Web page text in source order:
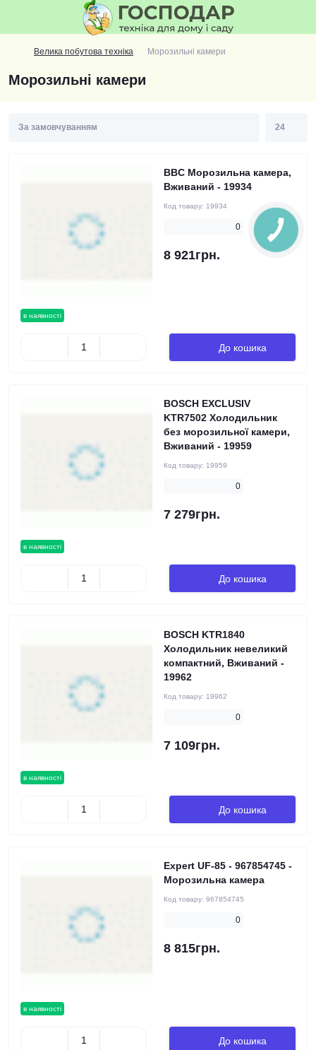
Велика побутова техніка Морозильні камери
Морозильні камери
в наявності
BBC Морозильна камера,
Вживаний - 19934
Код товару: 19934
0
8 921грн.
До кошика
в наявності
BOSCH EXCLUSIV
KTR7502 Холодильник
без морозильної камери,
Вживаний - 19959
Код товару: 19959
0
7 279грн.
До кошика
в наявності
BOSCH KTR1840
Холодильник невеликий
компактний, Вживаний -
19962
Код товару: 19962
0
7 109грн.
До кошика
в наявності
Expert UF-85 - 967854745 -
Морозильна камера
Код товару: 967854745
0
8 815грн.
До кошика